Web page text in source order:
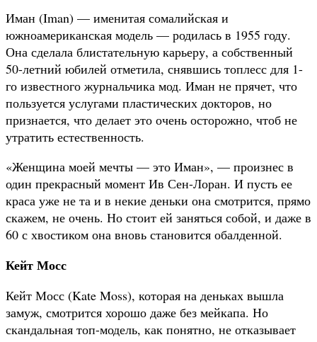
Иман (Iman) — именитая сомалийская и
южноамериканская модель — родилась в 1955 году.
Она сделала блистательную карьеру, а собственный
50-летний юбилей отметила, снявшись топлесс для 1-
го известного журнальчика мод. Иман не прячет, что
пользуется услугами пластических докторов, но
признается, что делает это очень осторожно, чтоб не
утратить естественность.
«Женщина моей мечты — это Иман», — произнес в
один прекрасный момент Ив Сен-Лоран. И пусть ее
краса уже не та и в некие деньки она смотрится, прямо
скажем, не очень. Но стоит ей заняться собой, и даже в
60 с хвостиком она вновь становится обалденной.
Кейт Мосс
Кейт Мосс (Kate Moss), которая на деньках вышла
замуж, смотрится хорошо даже без мейкапа. Но
скандальная топ-модель, как понятно, не отказывает